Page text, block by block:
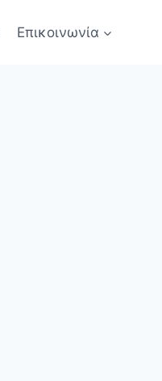
Επικοινωνία